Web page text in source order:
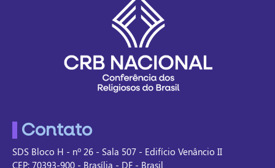
Contato
SDS Bloco H - nº 26 - Sala 507 - Edifício Venâncio II
CEP: 70393-900 - Brasília - DF - Brasil